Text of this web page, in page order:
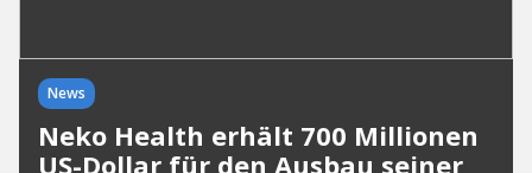
News
Neko Health erhält 700 Millionen
US-Dollar für den Ausbau seiner